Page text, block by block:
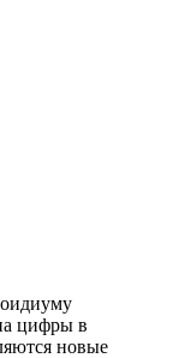
цифры в
новые